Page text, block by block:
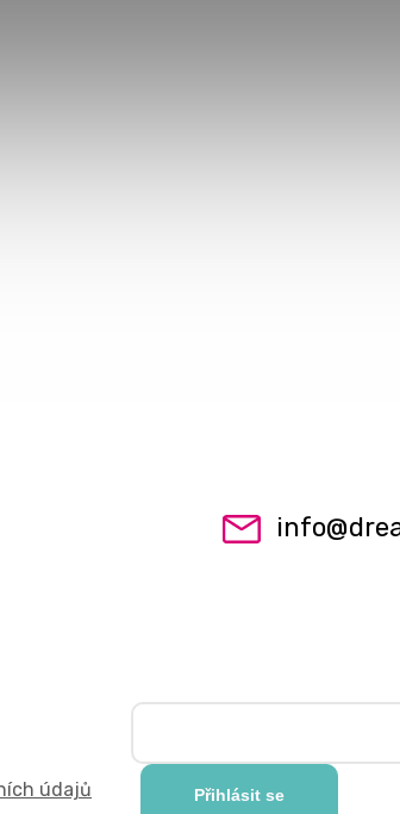
info@
údajů Přihlásit se